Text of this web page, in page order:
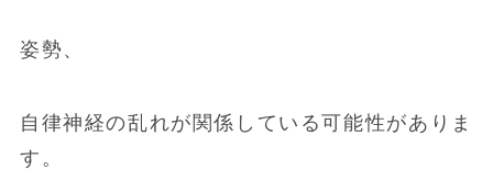
姿勢、
自律神経の乱れが関係している可能性がありま
す。